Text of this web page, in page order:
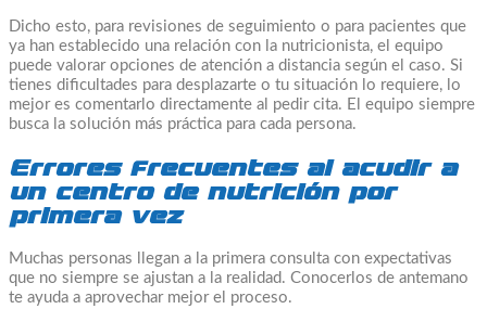
Dicho esto, para revisiones de seguimiento o para pacientes que
ya han establecido una relación con la nutricionista, el equipo
puede valorar opciones de atención a distancia según el caso. Si
tienes dificultades para desplazarte o tu situación lo requiere, lo
mejor es comentarlo directamente al pedir cita. El equipo siempre
busca la solución más práctica para cada persona.
Errores frecuentes al acudir a
un centro de nutrición por
primera vez
Muchas personas llegan a la primera consulta con expectativas
que no siempre se ajustan a la realidad. Conocerlos de antemano
te ayuda a aprovechar mejor el proceso.